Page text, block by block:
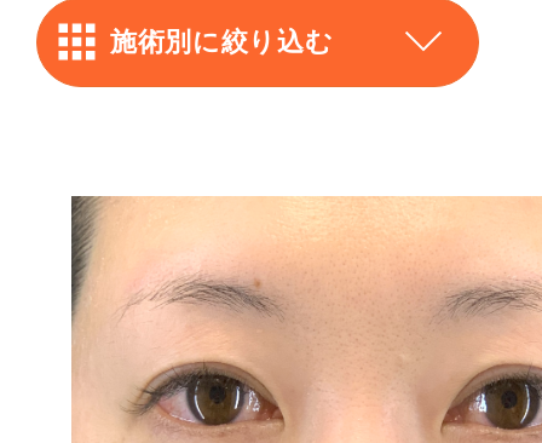
施術別に絞り込む
ー 全切開
内視鏡前額リフト
下まぶた